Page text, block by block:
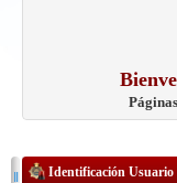
Identificación Usuario